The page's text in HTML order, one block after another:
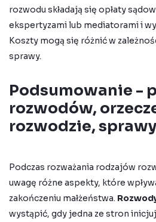
rozwodu składają się opłaty
ekspertyzami lub mediatorami i
Koszty mogą się różnić w
sprawy.
Podsumowanie -
rozwodów,
rozwodzie,
Podczas rozważania rodzajów
uwagę różne aspekty, które
zakończeniu małżeństwa.
wystąpić, gdy jedna ze stron